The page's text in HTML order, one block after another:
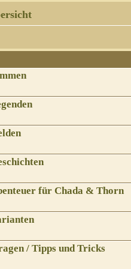
für Chada & Thorn
/ Tipps und Tricks